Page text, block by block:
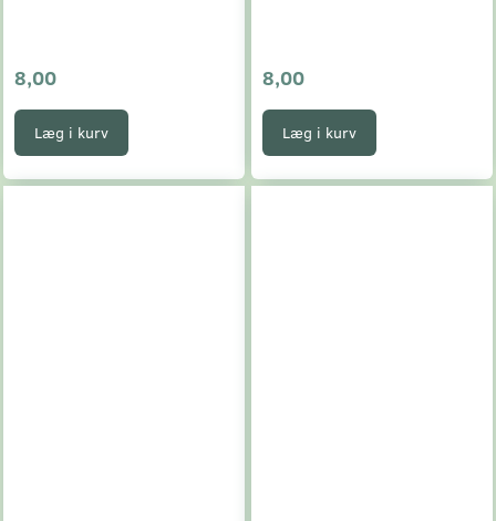
8,00
Læg i kurv
8,00
Læg i kurv